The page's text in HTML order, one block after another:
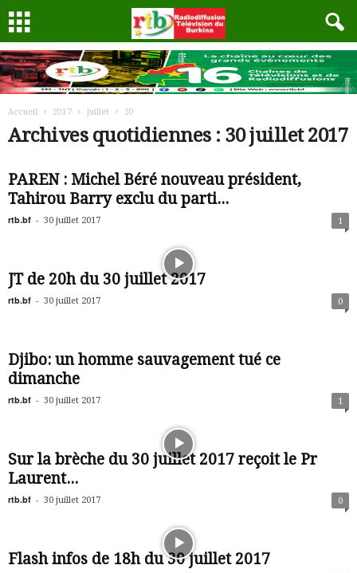
Accueil 2017 juillet 30
Archives quotidiennes : 30 juillet 2017
PAREN : Michel Béré nouveau président,
Tahirou Barry exclu du parti...
rtb.bf - 30 juillet 2017 1
JT de 20h du 30 juillet 2017
rtb.bf - 30 juillet 2017 0
Djibo: un homme sauvagement tué ce
dimanche
rtb.bf - 30 juillet 2017 1
Sur la brèche du 30 juillet 2017 reçoit le Pr
Laurent...
rtb.bf - 30 juillet 2017 0
Flash infos de 18h du 30 juillet 2017